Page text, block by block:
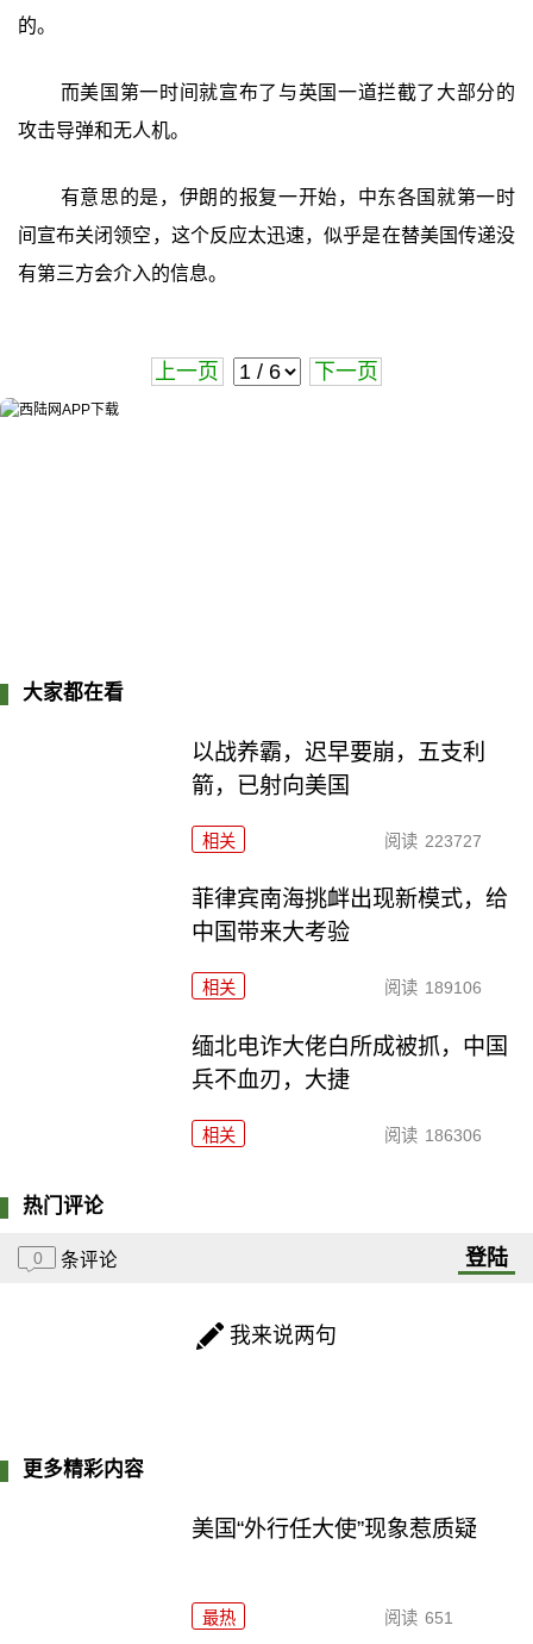
的。
而美国第一时间就宣布了与英国一道拦截了大部分的
攻击导弹和无人机。
有意思的是，伊朗的报复一开始，中东各国就第一时
间宣布关闭领空，这个反应太迅速，似乎是在替美国传递没
有第三方会介入的信息。
上一页 下一页
大家都在看
以战养霸，迟早要崩，五支利
箭，已射向美国
相关 阅读 223727
菲律宾南海挑衅出现新模式，给
中国带来大考验
相关 阅读 189106
缅北电诈大佬白所成被抓，中国
兵不血刃，大捷
相关 阅读 186306
热门评论
0 条评论 登陆
我来说两句
更多精彩内容
美国“外行任大使”现象惹质疑
最热 阅读 651